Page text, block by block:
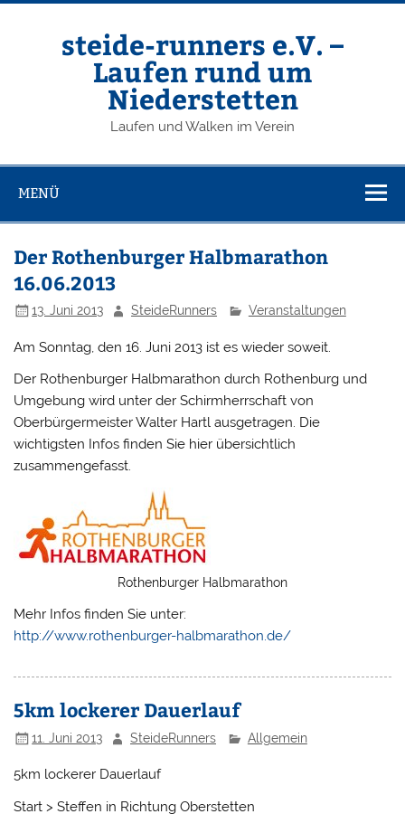
Zum
steide-runners e.V. –
Laufen rund um
Niederstetten
Laufen und Walken im Verein
MENÜ
Der Rothenburger Halbmarathon
16.06.2013
13. Juni 2013 SteideRunners Veranstaltungen
Am Sonntag, den 16. Juni 2013 ist es wieder soweit.
Der Rothenburger Halbmarathon durch Rothenburg und
Umgebung wird unter der Schirmherrschaft von
Oberbürgermeister Walter Hartl ausgetragen. Die
wichtigsten Infos finden Sie hier übersichtlich
zusammengefasst.
Rothenburger Halbmarathon
Mehr Infos finden Sie unter:
http://www.rothenburger-halbmarathon.de/
5km lockerer Dauerlauf
11. Juni 2013 SteideRunners Allgemein
5km lockerer Dauerlauf
Start > Steffen in Richtung Oberstetten